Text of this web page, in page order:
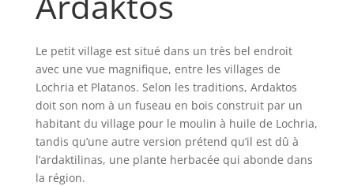
Le petit village est situé dans un très bel endroit
avec une vue magnifique, entre les villages de
Lochria et Platanos. Selon les traditions, Ardaktos
doit son nom à un fuseau en bois construit par un
habitant du village pour le moulin à huile de Lochria,
tandis qu’une autre version prétend qu’il est dû à
l’ardaktilinas, une plante herbacée qui abonde dans
la région.